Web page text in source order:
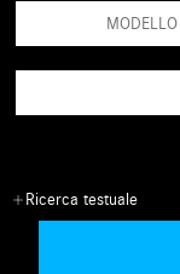
MODELLO
Ricerca testuale